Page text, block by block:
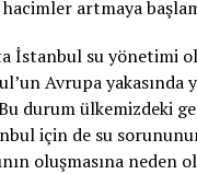
artmaya
İstanbul su yönetimi
Avrupa yakasında
durum ülkemizdeki
için de su
oluşmasına neden